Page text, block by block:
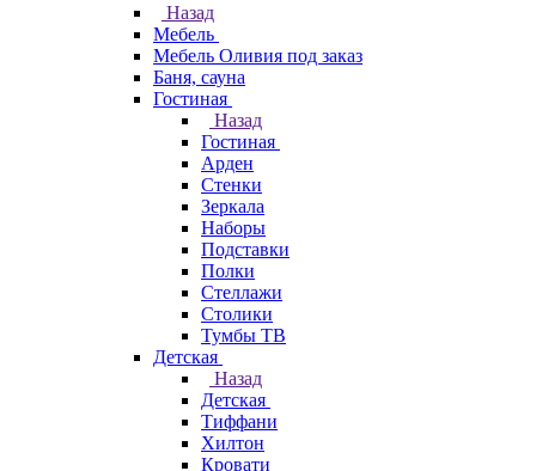
Назад
Мебель
Мебель Оливия под заказ
Баня, сауна
Гостиная
Назад
Гостиная
Арден
Стенки
Зеркала
Наборы
Подставки
Полки
Стеллажи
Столики
Тумбы ТВ
Детская
Назад
Детская
Тиффани
Хилтон
Кровати